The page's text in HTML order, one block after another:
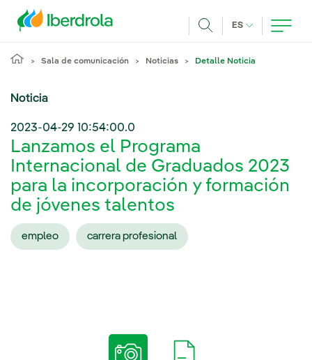
ES IDIOMA
Sala de comunicación Noticias Detalle Noticia
Noticia
2023-04-29 10:54:00.0
Lanzamos el Programa
Internacional de Graduados 2023
para la incorporación y formación
de jóvenes talentos
empleo carrera profesional